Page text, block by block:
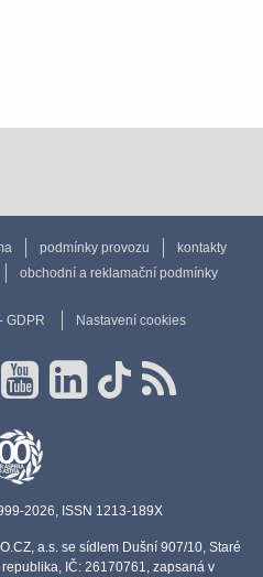
podmínky provozu
kontakty
obchodní a reklamační podmínky
GDPR Nastavení cookies
2026, ISSN 1213-189X
a.s. se sídlem Dušní 907/10, Staré
IČ: 26170761, zapsaná v